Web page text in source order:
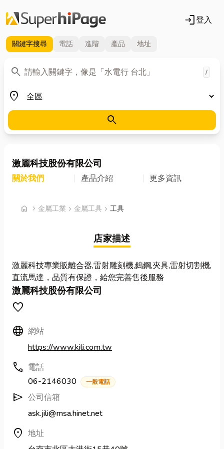
login登入
關鍵字搜尋 電話 進階 產品 地址
search
關鍵字 /
place
地區
search
激麗科技股份有限公司
關於我們 產品介紹 更多資訊
home chevron_right 首頁
金屬工業 chevron_right 金屬工具 chevron_right 工具
店家描述
激麗科技專業販離合器,雷射雕刻機,鎢鋼,夾具,雷射切割機,
直流馬達，品質有保證，給您完善售後服務
激麗科技股份有限公司
favorite
Language 網站
https://www.kili.com.tw
call 電話
06-2146030
一般電話
send 公司信箱
ask.jili@msa.hinet.net
location_on 地址